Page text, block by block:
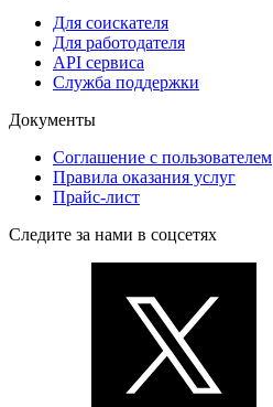
Для соискателя
Для работодателя
API сервиса
Служба поддержки
Документы
Соглашение с пользователем
Правила оказания услуг
Прайс-лист
Следите за нами в соцсетях